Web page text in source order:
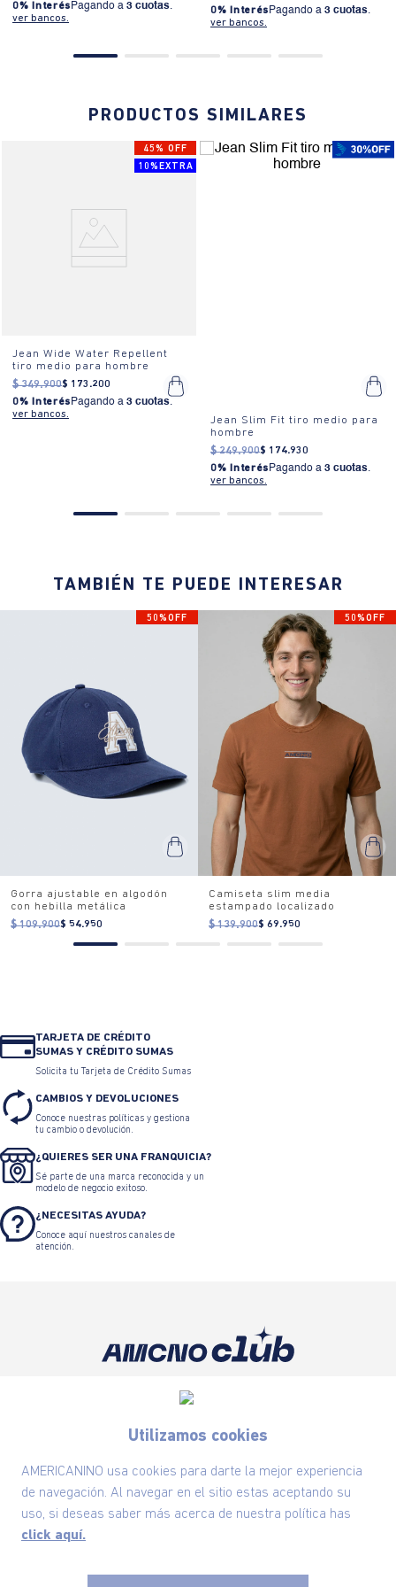
Utilizamos cookies
AMERICANINO usa cookies para darte la mejor experiencia
de navegación. Al navegar en el sitio estas aceptando su
uso, si deseas saber más acerca de nuestra política has
click aquí.
0% Interés Pagando a 3 cuotas.
ver bancos.
0% Interés Pagando a 3 cuotas.
ver bancos.
PRODUCTOS SIMILARES
45% OFF
10%EXTRA
Jean Wide Water Repellent
tiro medio para hombre
$ 349.900$ 173 .200
0% Interés Pagando a 3 cuotas.
ver bancos.
Jean Slim Fit tiro medio para
hombre
$ 249.900$ 174.930
0% Interés Pagando a 3 cuotas.
ver bancos.
TAMBIÉN TE PUEDE INTERESAR
50%OFF
Gorra ajustable en algodón
con hebilla metálica
$ 109.900$ 54.950
50%OFF
Camiseta slim media
estampado localizado
$ 139.900$ 69.950
TARJETA DE CRÉDITO
SUMAS Y CRÉDITO SUMAS
Solicita tu Tarjeta de Crédito Sumas
CAMBIOS Y DEVOLUCIONES
Conoce nuestras políticas y gestiona
tu cambio o devolución.
¿QUIERES SER UNA FRANQUICIA?
Sé parte de una marca reconocida y un
modelo de negocio exitoso.
¿NECESITAS AYUDA?
Conoce aquí nuestros canales de
atención.
las ofertas exclusivas y lo último en moda
SUSCRÍBETE AHORA
Nuestra Marca